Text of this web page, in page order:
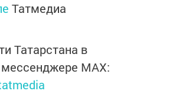
Татмедиа
Татарстана в
MАХ: